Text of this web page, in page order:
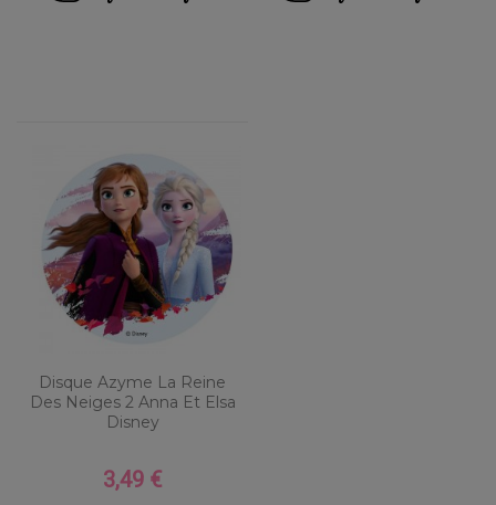
Disque Azyme La Reine
Des Neiges 2 Anna Et Elsa
Disney
Prix
3,49 €